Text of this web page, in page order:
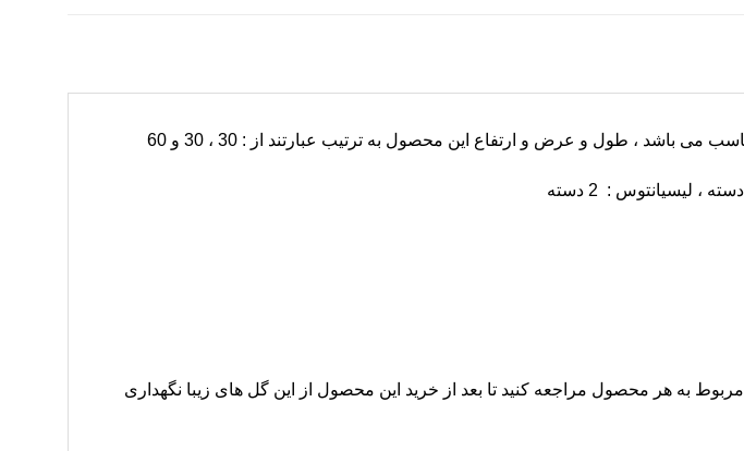
می باشد ، طول و عرض و ارتفاع این محصول به ترتیب عبارتند از : 30 ، 30 و 60
به هر محصول مراجعه کنید تا بعد از خرید این محصول از این گل های زیبا نگهداری